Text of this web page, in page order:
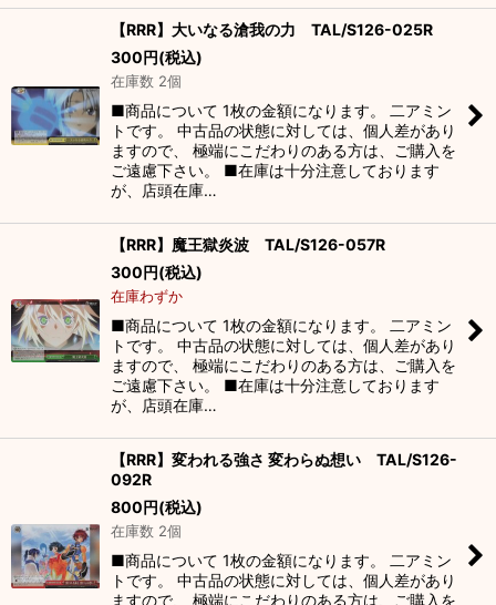
【RRR】大いなる滄我の力 TAL/S126-025R
300円(税込)
在庫数 2個
■商品について 1枚の金額になります。 二アミン
トです。 中古品の状態に対しては、個人差があり
ますので、 極端にこだわりのある方は、ご購入を
ご遠慮下さい。 ■在庫は十分注意しております
が、店頭在庫…
【RRR】魔王獄炎波 TAL/S126-057R
300円(税込)
在庫わずか
■商品について 1枚の金額になります。 二アミン
トです。 中古品の状態に対しては、個人差があり
ますので、 極端にこだわりのある方は、ご購入を
ご遠慮下さい。 ■在庫は十分注意しております
が、店頭在庫…
【RRR】変われる強さ 変わらぬ想い TAL/S126-
092R
800円(税込)
在庫数 2個
■商品について 1枚の金額になります。 二アミン
トです。 中古品の状態に対しては、個人差があり
ますので、 極端にこだわりのある方は、ご購入を